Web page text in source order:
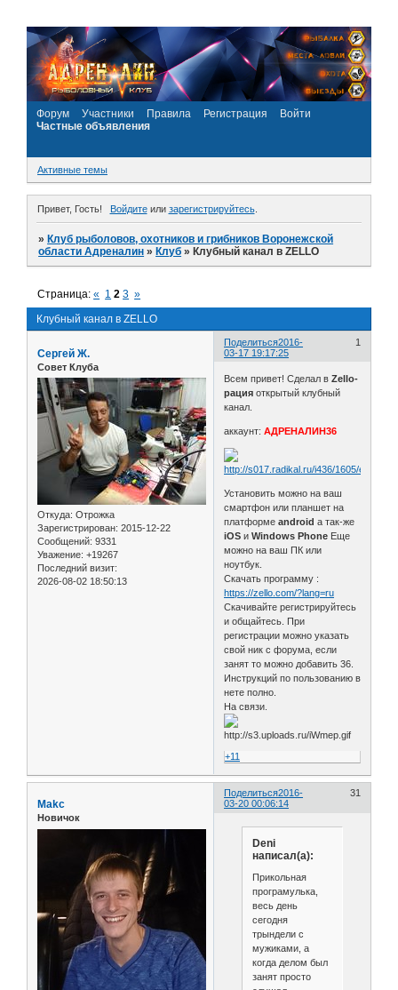
Форум Участники Правила Регистрация
Войти
Частные объявления
Активные темы
Привет, Гость! Войдитеили зарегистрируйтесь.
»Клуб рыболовов, охотников и грибников Воронежской
области Адреналин »Клуб »Клубный канал в ZELLO
Клубный канал в ZELLO
Страница:« 1 2 3 »
Поделиться 1
2016-
03-17 19:17:25
Сергей Ж.
Совет Клуба
Откуда: Отрожка
Зарегистрирован: 2015-12-22
Сообщений: 9331
Уважение: +19267
Последний визит:
2026-08-02 18:50:13
Всем привет! Сделал вZello-
рация открытый клубный
канал.
аккаунт: АДРЕНАЛИН36
Установить можно на ваш
смартфон или планшет на
платформеandroid а так-же
iOS иWindows Phone Еще
можно на ваш ПК или
ноутбук.
Скачать программу :
https://zello.com/?lang=ru
Скачивайте регистрируйтесь
и общайтесь. При
регистрации можно указать
свой ник с форума, если
занят то можно добавить 36.
Инструкций по пользованию в
нете полно.
На связи.
+11
Поделиться 31
2016-
03-20 00:06:14
Makc
Новичок
Deni
написал(а):
Прикольная
програмулька,
весь день
сегодня
трындели с
мужиками, а
когда делом был
занят просто